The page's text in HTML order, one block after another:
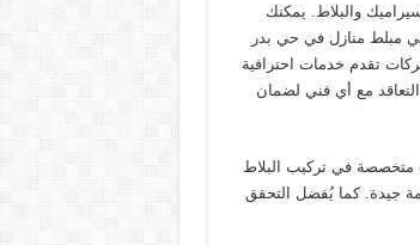
والبلاط. يمكنك
مبلط منازل في حي بدر
تقدم خدمات احترافية
مع أي فني لضمان
متخصصة في تركيب البلاط
جيدة. كما يُفضل التحقق